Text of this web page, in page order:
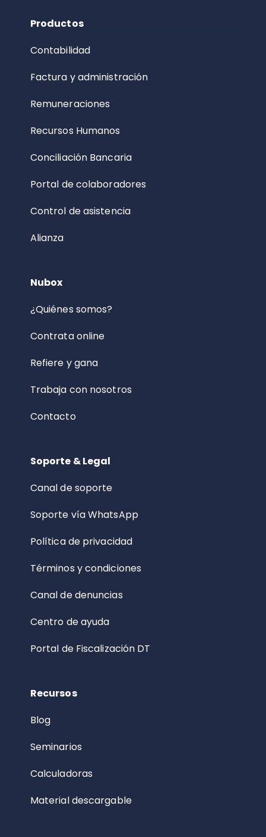
Productos
Contabilidad
Factura y administración
Remuneraciones
Recursos Humanos
Conciliación Bancaria
Portal de colaboradores
Control de asistencia
Alianza
Nubox
¿Quiénes somos?
Contrata online
Refiere y gana
Trabaja con nosotros
Contacto
Soporte & Legal
Canal de soporte
Soporte vía WhatsApp
Política de privacidad
Términos y condiciones
Canal de denuncias
Centro de ayuda
Portal de Fiscalización DT
Recursos
Blog
Seminarios
Calculadoras
Material descargable